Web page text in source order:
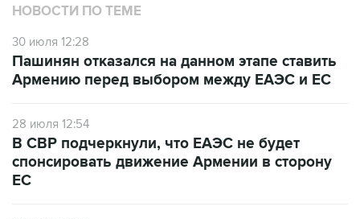
30 июля 12:28
Армению перед выбором между ЕАЭС и ЕС
28 июля 12:54
спонсировать движение Армении в сторону
ЕС